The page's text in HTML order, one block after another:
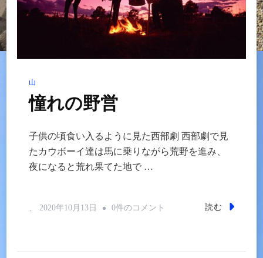
山
憧れの野営
子供の頃食い入るように見た西部劇 西部劇で見
たカウボーイ達は馬に乗りながら荒野を進み、
夜になると荒れ果てた地で …
2020年10月13日
憧
0件のコメント 読む